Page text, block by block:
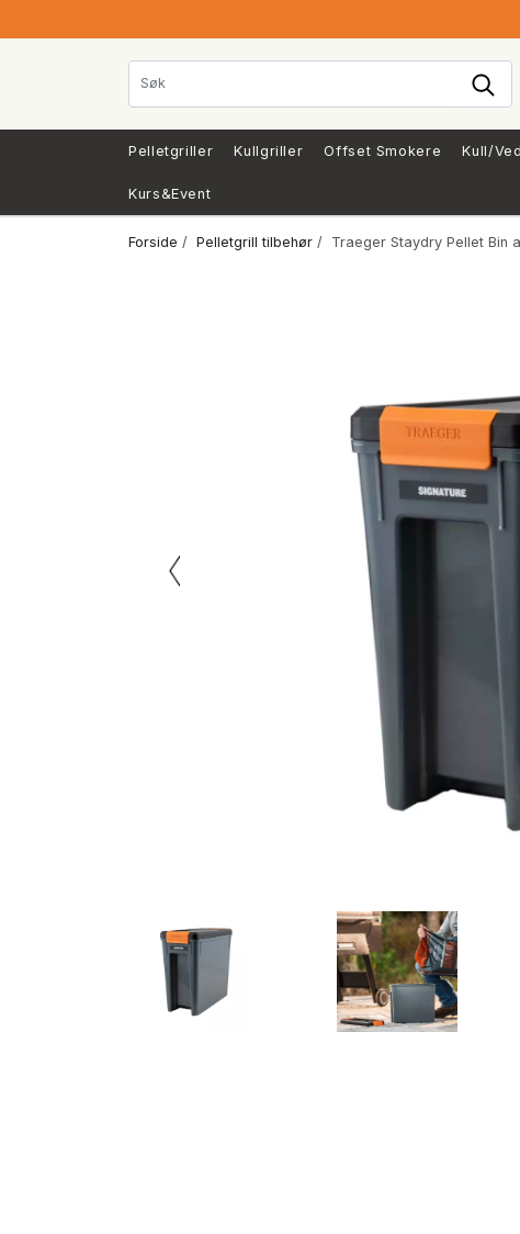
Pelletgriller Kullgriller Offset Smokere Kull/
Kurs&Event
Forside / Pelletgrill tilbehør / Traeger Staydry Pellet Bin